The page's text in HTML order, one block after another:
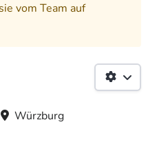
vom Team auf
Würzburg